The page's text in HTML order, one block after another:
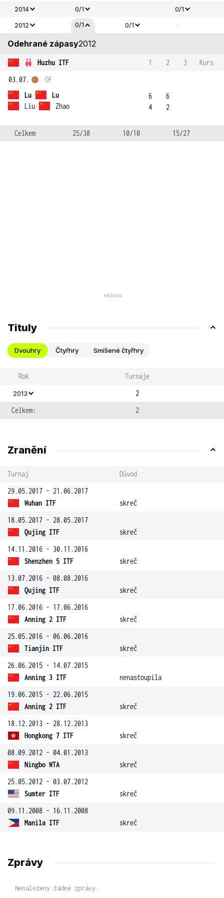
2014
0/1 -
0/1
2012
0/1 0/1 -
Odehrané zápasy2012
Huzhu ITF 1 2 3
Kurs
03.07.
Lu/
Lu
Liu/ Zhao
OF
6
4
6
2
Celkem 25/38 10/10 15/27
Tituly
Dvouhry Čtyřhry Smíšené čtyřhry
Rok Turnaje
2013
2
Celkem:
2
Zranění
Turnaj
Důvod
29.05.2017 - 21.06.2017
Wuhan ITF
skreč
18.05.2017 - 28.05.2017
Qujing ITF
skreč
14.11.2016 - 30.11.2016
Shenzhen 5 ITF
skreč
13.07.2016 - 08.08.2016
Qujing ITF
skreč
17.06.2016 - 17.06.2016
Anning 2 ITF
skreč
25.05.2016 - 06.06.2016
Tianjin ITF
skreč
26.06.2015 - 14.07.2015
Anning 3 ITF
nenastoupila
19.06.2015 - 22.06.2015
Anning 2 ITF
skreč
18.12.2013 - 28.12.2013
Hongkong 7 ITF
skreč
08.09.2012 - 04.01.2013
Ningbo WTA
skreč
25.05.2012 - 03.07.2012
Sumter ITF
skreč
09.11.2008 - 16.11.2008
Manila ITF
skreč
Zprávy
Nenalezeny žádné zprávy.